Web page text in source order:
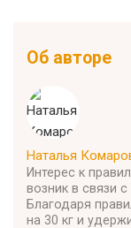
Об авторе
Наталья
Интерес к
возник в связи
Благодаря
на 30 кг и